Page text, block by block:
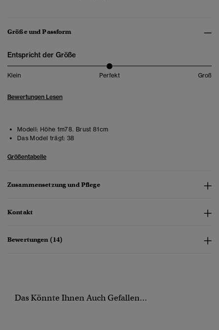
Größe und Passform
Entspricht der Größe
Klein Perfekt Groß
Bewertungen Lesen
Modell: Höhe 1m78. Brust 81cm
Das Model trägt: 38
Größentabelle
Zusammensetzung und Pflege
Kontakt
Bewertungen (14)
Das Könnte Ihnen Auch Gefallen...